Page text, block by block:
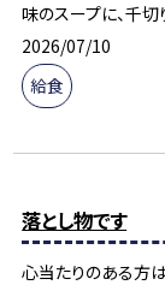
味のスープに、千
2026/07/10
給食
落とし物です
心当たりのある方